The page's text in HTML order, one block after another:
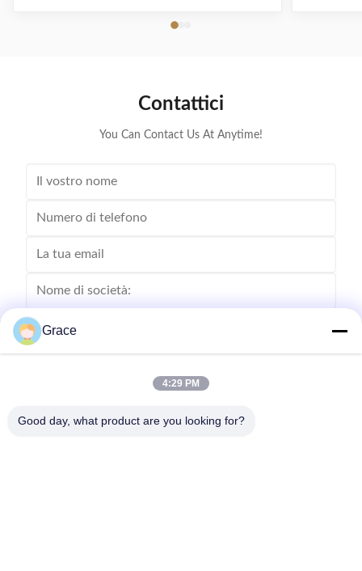
1-3 anni. Supporta tutti i principali modelli di veicoli
Contattici
You Can Contact Us At Anytime!
Invii
Grace
4:29 PM
Good day, what product are you looking for?